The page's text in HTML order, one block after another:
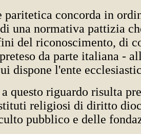
paritetica concorda in
una normativa pattizia
del riconoscimento, di
da parte italiana -
dispone l'ente
questo riguardo risulta
religiosi di diritto
pubblico e delle